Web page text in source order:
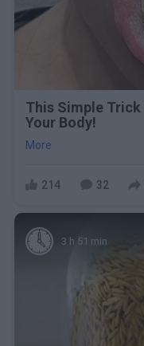
This Simple Trick
Your Body!
More
214 32
3 h 51 min